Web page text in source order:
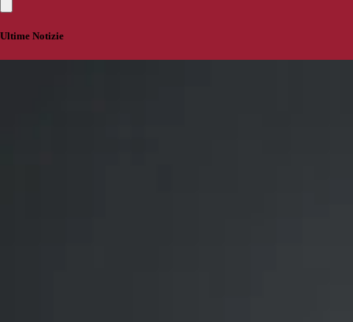
Ultime Notizie